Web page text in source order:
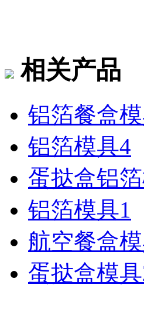
相关产品
铝箔餐盒
铝箔模具4
蛋挞盒铝
铝箔模具1
航空餐盒
蛋挞盒模